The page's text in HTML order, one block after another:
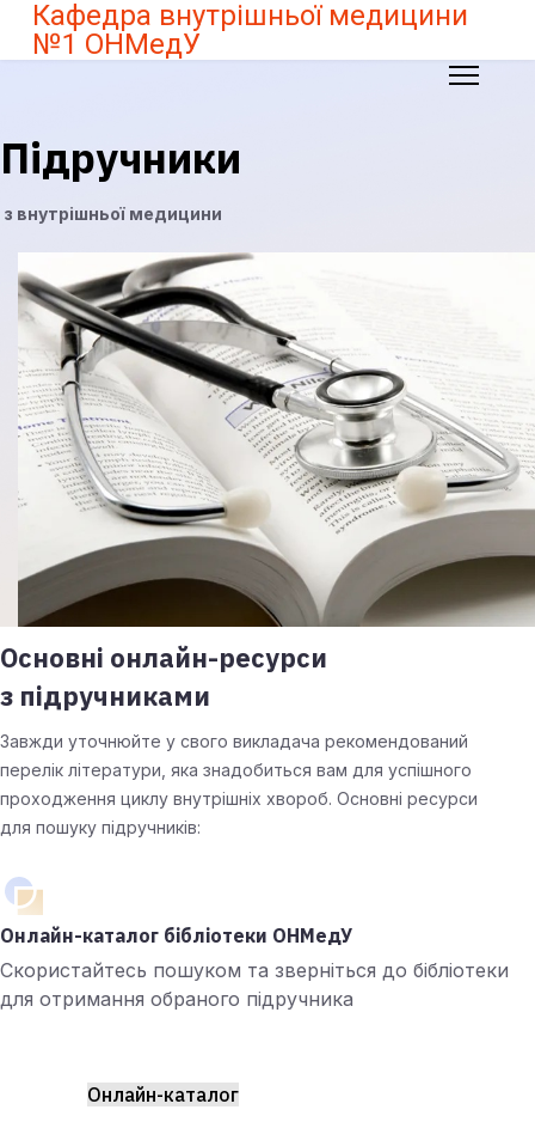
Кафедра внутрішньої медицини
№1 ОНМедУ
Підручники
з внутрішньої медицини
Основні онлайн-ресурси
з підручниками
Завжди уточнюйте у свого викладача рекомендований
перелік літератури, яка знадобиться вам для успішного
проходження циклу внутрішніх хвороб. Основні ресурси
для пошуку підручників:
Онлайн-каталог бібліотеки ОНМедУ
Скористайтесь пошуком та зверніться до бібліотеки
для отримання обраного підручника
Онлайн-каталог